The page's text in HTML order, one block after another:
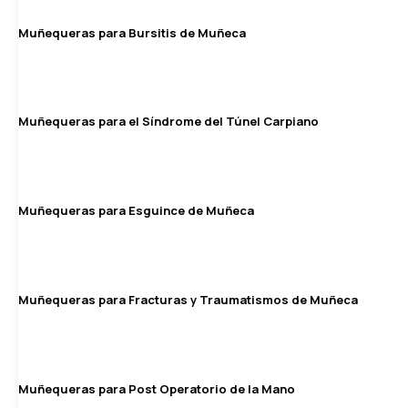
Muñequeras para Bursitis de Muñeca
Muñequeras para el Síndrome del Túnel Carpiano
Muñequeras para Esguince de Muñeca
Muñequeras para Fracturas y Traumatismos de Muñeca
Muñequeras para Post Operatorio de la Mano